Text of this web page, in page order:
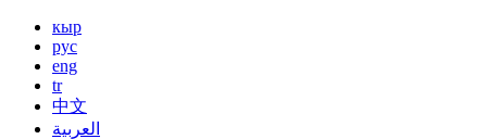
кыр
рус
eng
tr
中文
العربية